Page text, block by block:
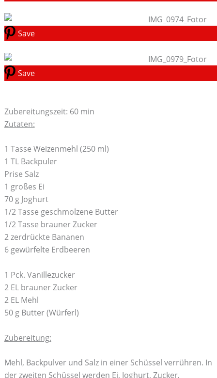
Save
Save
Zubereitungszeit: 60 min
Zutaten:
1 Tasse Weizenmehl (250 ml)
1 TL Backpuler
Prise Salz
1 großes Ei
70 g Joghurt
1/2 Tasse geschmolzene Butter
1/2 Tasse brauner Zucker
2 zerdrückte Bananen
6 gewürfelte Erdbeeren
1 Pck. Vanillezucker
2 EL brauner Zucker
2 EL Mehl
50 g Butter (Würferl)
Zubereitung:
Mehl, Backpulver und Salz in einer Schüssel verrühren. In
der zweiten Schüssel werden Ei, Joghurt, Zucker,